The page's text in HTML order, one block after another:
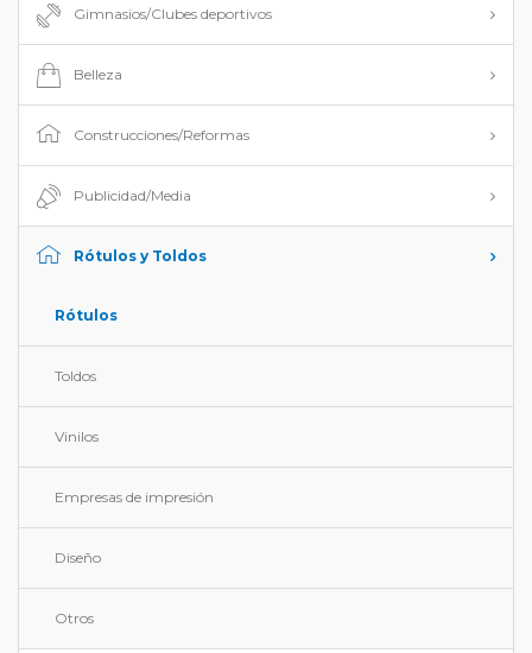
Gimnasios/Clubes deportivos
Belleza
Construcciones/Reformas
Publicidad/Media
Rótulos y Toldos
Rótulos
Toldos
Vinilos
Empresas de impresión
Diseño
Otros